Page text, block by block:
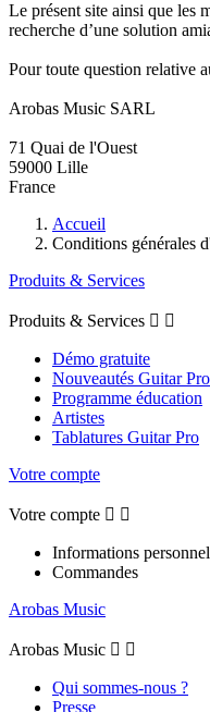
Le présent site ainsi que les
recherche d’une solution
Pour toute question relative
Arobas Music SARL
71 Quai de l'Ouest
59000 Lille
France
Accueil
Conditions générales
Produits & Services
Produits & Services  
Démo gratuite
Nouveautés Guitar
Programme éducation
Artistes
Tablatures Guitar Pro
Votre compte
Votre compte  
Informations
Commandes
Arobas Music
Arobas Music  
Qui sommes-nous ?
Presse